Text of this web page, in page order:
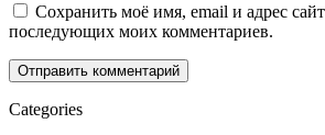
Сохранить моё имя, email и адрес
последующих моих комментариев.
Categories